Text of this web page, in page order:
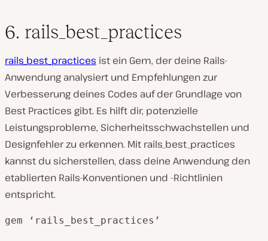
6. rails_best_practices
rails_best_practices ist ein Gem, der deine Rails-
Anwendung analysiert und Empfehlungen zur
Verbesserung deines Codes auf der Grundlage von
Best Practices gibt. Es hilft dir, potenzielle
Leistungsprobleme, Sicherheitsschwachstellen und
Designfehler zu erkennen. Mit rails_best_practices
kannst du sicherstellen, dass deine Anwendung den
etablierten Rails-Konventionen und -Richtlinien
entspricht.
gem ‘rails_best_practices’